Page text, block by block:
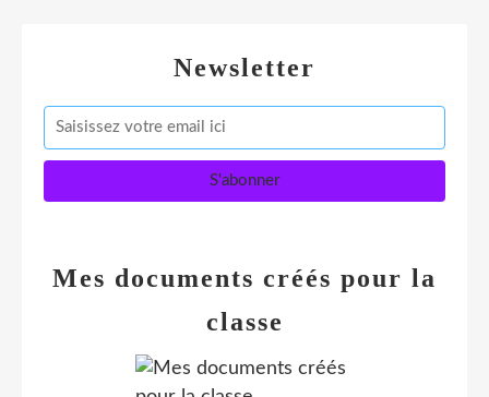
Newsletter
Mes documents créés pour la
classe